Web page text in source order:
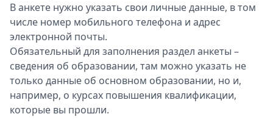
В анкете нужно указать свои личные данные, в том
числе номер мобильного телефона и адрес
электронной почты.
Обязательный для заполнения раздел анкеты –
сведения об образовании, там можно указать не
только данные об основном образовании, но и,
например, о курсах повышения квалификации,
которые вы прошли.